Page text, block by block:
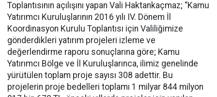
Toplantısının açılışını yapan Vali Haktankaçmaz; “Kamu
Yatırımcı Kuruluşlarının 2016 yılı IV. Dönem İl
Koordinasyon Kurulu Toplantısı için Valiliğimize
gönderdikleri yatırım projeleri izleme ve
değerlendirme raporu sonuçlarına göre; Kamu
Yatırımcı Bölge ve İl Kuruluşlarınca, ilimiz genelinde
yürütülen toplam proje sayısı 308 adettir. Bu
projelerin proje bedelleri toplamı 1 milyar 844 milyon